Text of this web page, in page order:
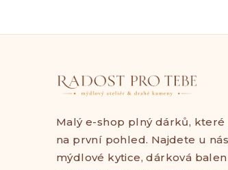
Malý e-shop plný dárků, které
na první pohled. Najdete u nás
mýdlové kytice, dárková